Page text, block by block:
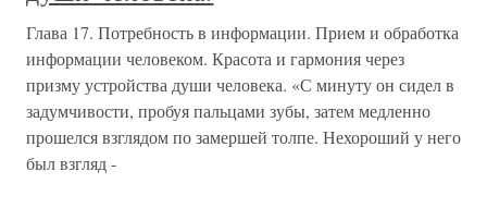
Глава 17. Потребность в информации. Прием и обработка
информации человеком. Красота и гармония через
призму устройства души человека. «С минуту он сидел в
задумчивости, пробуя пальцами зубы, затем медленно
прошелся взглядом по замершей толпе. Нехороший у него
был взгляд -